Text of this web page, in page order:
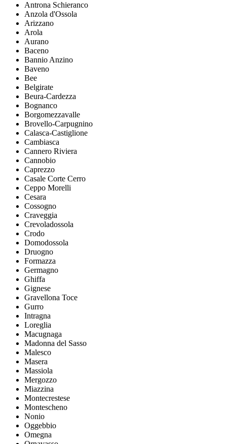
Antrona Schieranco
Anzola d'Ossola
Arizzano
Arola
Aurano
Baceno
Bannio Anzino
Baveno
Bee
Belgirate
Beura-Cardezza
Bognanco
Borgomezzavalle
Brovello-Carpugnino
Calasca-Castiglione
Cambiasca
Cannero Riviera
Cannobio
Caprezzo
Casale Corte Cerro
Ceppo Morelli
Cesara
Cossogno
Craveggia
Crevoladossola
Crodo
Domodossola
Druogno
Formazza
Germagno
Ghiffa
Gignese
Gravellona Toce
Gurro
Intragna
Loreglia
Macugnaga
Madonna del Sasso
Malesco
Masera
Massiola
Mergozzo
Miazzina
Montecrestese
Montescheno
Nonio
Oggebbio
Omegna